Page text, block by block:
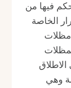
فيها من
الخاصة
مظلات
وهي